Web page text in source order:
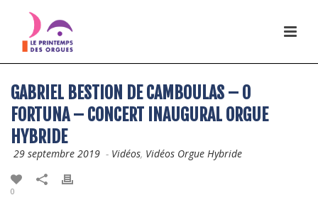
GABRIEL BESTION DE CAMBOULAS – O
FORTUNA – CONCERT INAUGURAL ORGUE
HYBRIDE
29 septembre 2019 - Vidéos, Vidéos Orgue Hybride
0